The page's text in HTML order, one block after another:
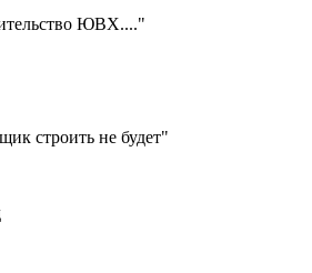
ЮВХ...."
строить не будет"